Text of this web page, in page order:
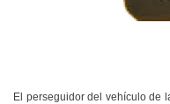
El perseguidor del vehículo de